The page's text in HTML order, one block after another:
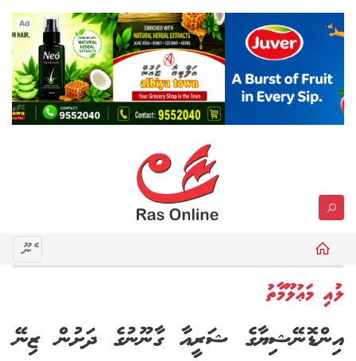
Ad
މެނޫ
ލުއި މަޢުލޫމާތު
އިންޑޮނޭޝިޔާގެ ޝަރީއާ ގާނޫނުގެ ދަށުން ޒިނޭ